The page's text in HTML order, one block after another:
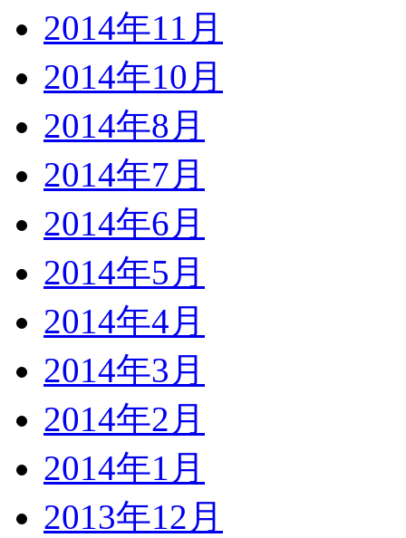
2014年11月
2014年10月
2014年8月
2014年7月
2014年6月
2014年5月
2014年4月
2014年3月
2014年2月
2014年1月
2013年12月